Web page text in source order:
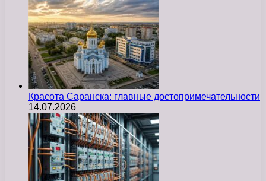
Красота Саранска: главные достопримечательности
14.07.2026